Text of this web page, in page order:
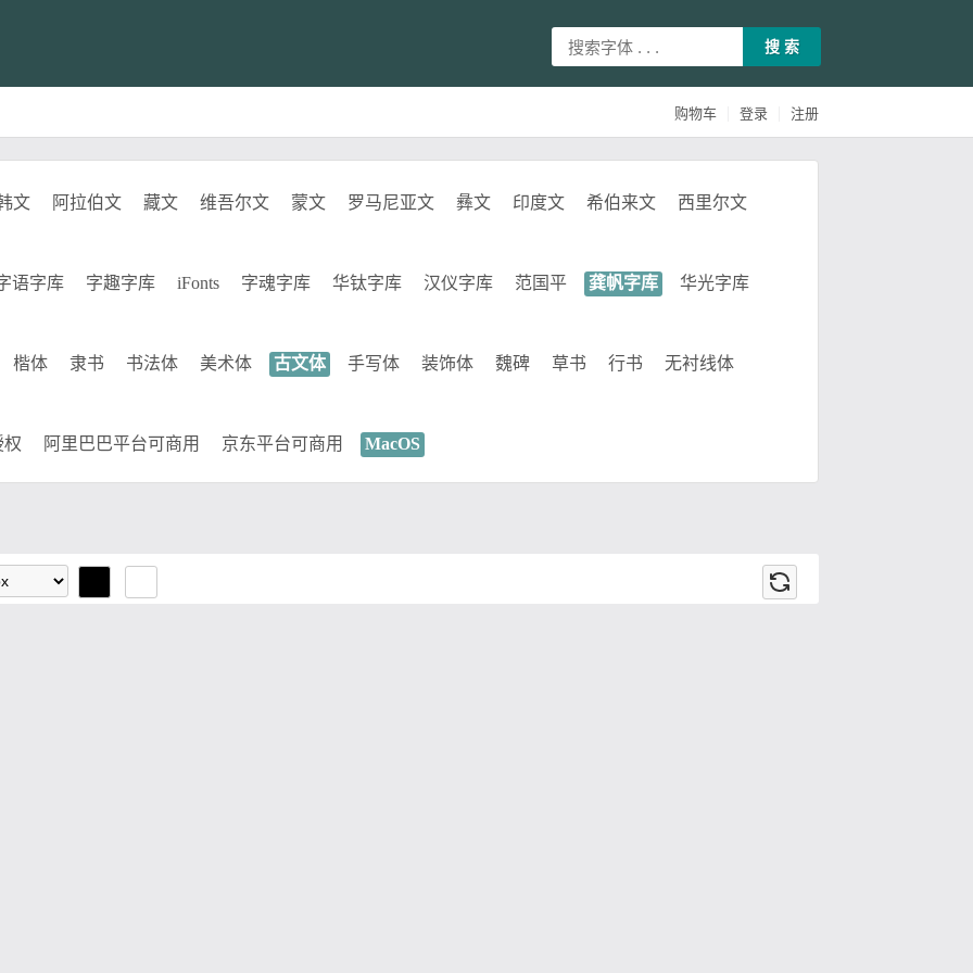
搜 索
购物车 登录 注册
文 阿拉伯文 藏文 维吾尔文 蒙文 罗马尼亚文 彝文 印度文 希伯来文 西里尔文
语字库 字趣字库 iFonts 字魂字库 华钛字库 汉仪字库 范国平 龚帆字库 华光字库
楷体 隶书 书法体 美术体 古文体 手写体 装饰体 魏碑 草书 行书 无衬线体
权 阿里巴巴平台可商用 京东平台可商用 MacOS